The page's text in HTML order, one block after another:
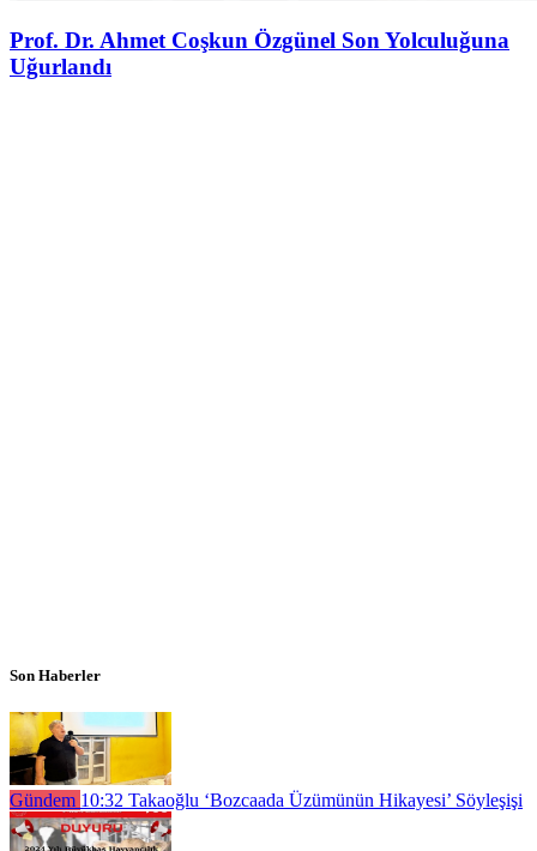
Prof. Dr. Ahmet Coşkun Özgünel Son Yolculuğuna
Uğurlandı
Son Haberler
Gündem 10:32 Takaoğlu ‘Bozcaada Üzümünün Hikayesi’ Söyleşişi